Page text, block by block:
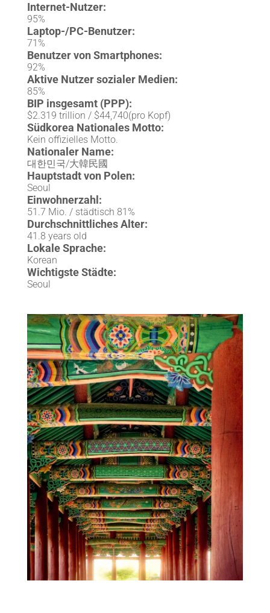
Internet-Nutzer:
95%
Laptop-/PC-Benutzer:
71%
Benutzer von Smartphones:
92%
Aktive Nutzer sozialer Medien:
85%
BIP insgesamt (PPP):
$2.319 trillion / $44,740(pro Kopf)
Südkorea Nationales Motto:
Kein offizielles Motto.
Nationaler Name:
대한민국/大韓民國
Hauptstadt von Polen:
Seoul
Einwohnerzahl:
51.7 Mio. / städtisch 81%
Durchschnittliches Alter:
41.8 years old
Lokale Sprache:
Korean
Wichtigste Städte:
Seoul